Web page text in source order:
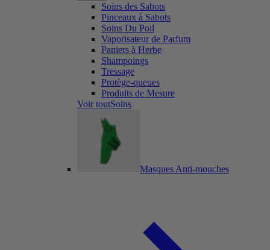
Soins des Sabots
Pinceaux à Sabots
Soins Du Poil
Vaporisateur de Parfum
Paniers à Herbe
Shampoings
Tressage
Protège-queues
Produits de Mesure
Voir toutSoins
Masques Anti-mouches